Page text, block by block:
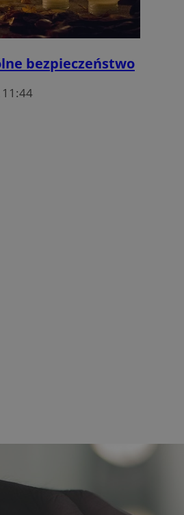
bezpieczeństwo